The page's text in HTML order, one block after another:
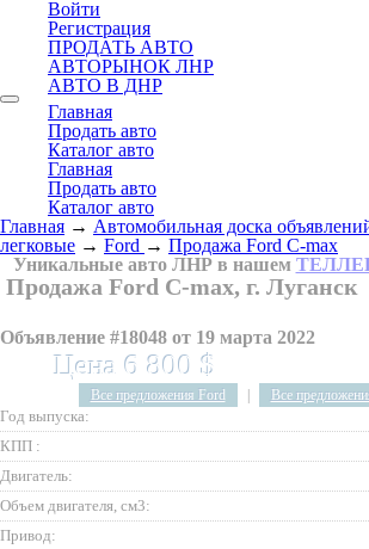
Войти
Регистрация
ПРОДАТЬ АВТО
АВТОРЫНОК ЛНР
АВТО В ДНР
Главная
Продать авто
Каталог авто
Главная
Продать авто
Каталог авто
Главная → Автомобильная доска
легковые → Ford → Продажа Ford C-max
Уникальные авто ЛНР в нашем
Продажа Ford C-max, г. Луганск
Объявление #18048 от 19 марта 2022
Цена 6 800 $
Все предложения Ford Все
Год выпуска:
КПП :
Двигатель:
Объем двигателя, см3:
Привод: